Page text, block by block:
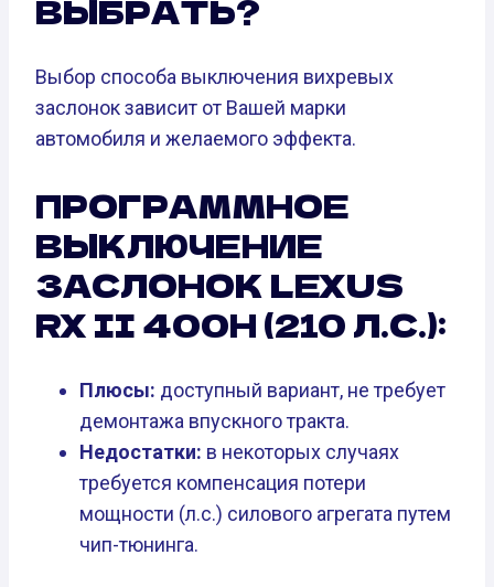
ВЫБРАТЬ?
Выбор способа выключения вихревых
заслонок зависит от Вашей марки
автомобиля и желаемого эффекта.
ПРОГРАММНОЕ
ВЫКЛЮЧЕНИЕ
ЗАСЛОНОК LEXUS
RX II 400H (210 Л.С.):
Плюсы: доступный вариант, не требует
демонтажа впускного тракта.
Недостатки: в некоторых случаях
требуется компенсация потери
мощности (л.с.) силового агрегата путем
чип-тюнинга.